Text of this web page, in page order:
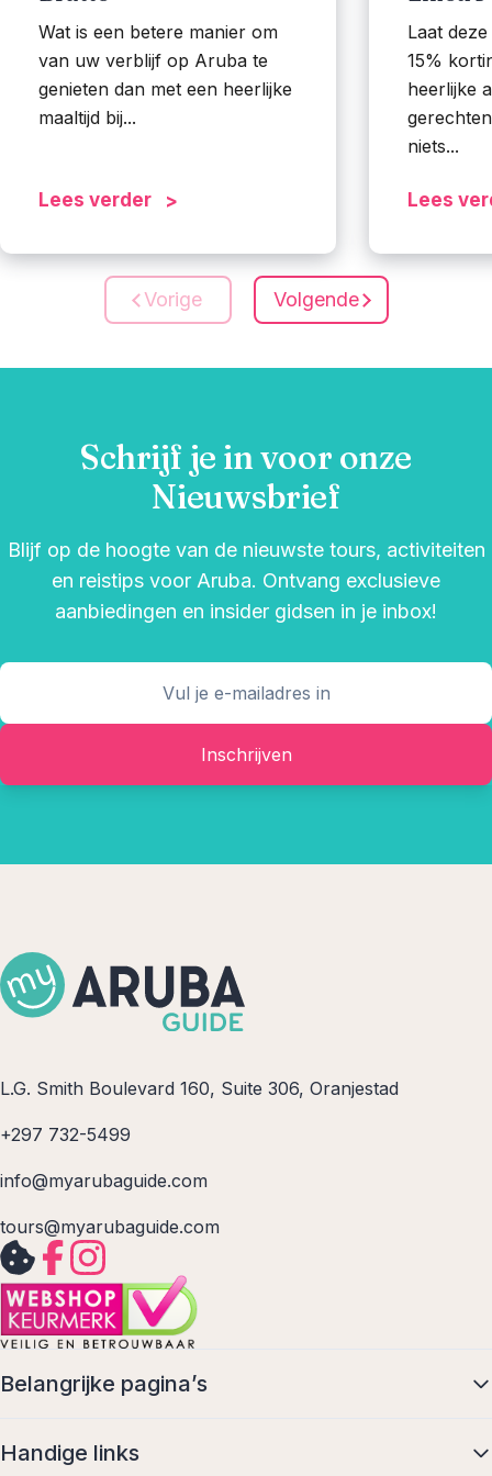
Wat is een betere manier om
van uw verblijf op Aruba te
genieten dan met een heerlijke
maaltijd bij...
Lees verder
Laat
15%
heerlijke
niets...
Lees
Vorige Volgende
Schrijf je in voor onze
Nieuwsbrief
Blijf op de hoogte van de nieuwste tours, activiteiten
en reistips voor Aruba. Ontvang exclusieve
aanbiedingen en insider gidsen in je inbox!
Inschrijven
L.G. Smith Boulevard 160, Suite 306, Oranjestad
+297 732-5499
info@myarubaguide.com
tours@myarubaguide.com
Belangrijke pagina’s
Handige links